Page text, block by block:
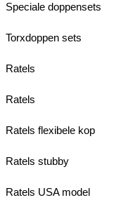
Speciale doppensets
Torxdoppen sets
Ratels
Ratels
Ratels flexibele kop
Ratels stubby
Ratels USA model